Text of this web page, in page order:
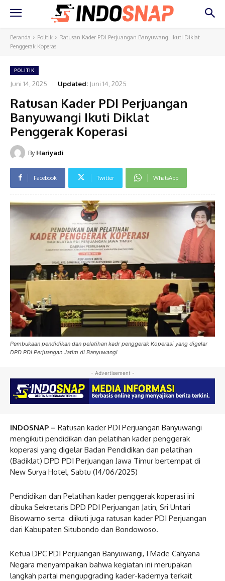
Beranda Politik
Ratusan Kader PDI Perjuangan Banyuwangi Ikuti Diklat
Penggerak Koperasi
POLITIK
Juni 14, 2025 Updated: Juni 14, 2025
Ratusan Kader PDI Perjuangan
Banyuwangi Ikuti Diklat
Penggerak Koperasi
By Hariyadi
Facebook Twitter WhatsApp
Pembukaan pendidikan dan pelatihan kadr penggerak Koperasi yang digelar
DPD PDI Perjuangan Jatim di Banyuwangi
- Advertisement -
INDOSNAP – Ratusan kader PDI Perjuangan Banyuwangi
mengikuti pendidikan dan pelatihan kader penggerak
koperasi yang digelar Badan Pendidikan dan pelatihan
(Badiklat) DPD PDI Perjuangan Jawa Timur bertempat di
New Surya Hotel, Sabtu (14/06/2025)
Pendidikan dan Pelatihan kader penggerak koperasi ini
dibuka Sekretaris DPD PDI Perjuangan Jatin, Sri Untari
Bisowarno serta diikuti juga ratusan kader PDI Perjuangan
dari Kabupaten Situbondo dan Bondowoso.
Ketua DPC PDI Perjuangan Banyuwangi, I Made Cahyana
Negara menyampaikan bahwa kegiatan ini merupakan
langkah partai mengupgrading kader-kadernya terkait